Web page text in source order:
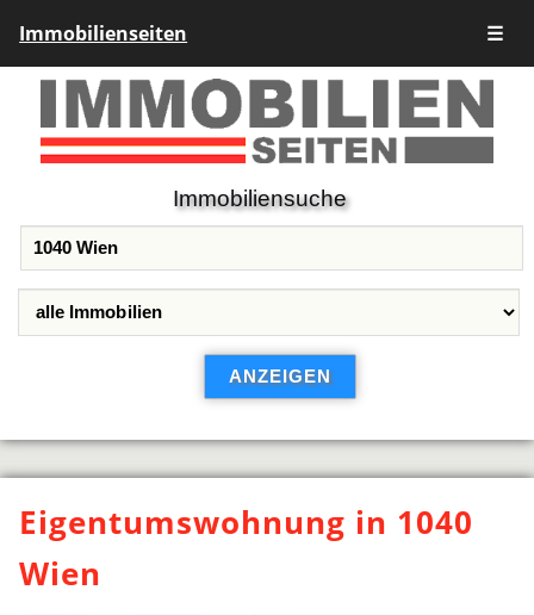
Immobilienseiten ☰
Immobiliensuche
Eigentumswohnung in 1040
Wien